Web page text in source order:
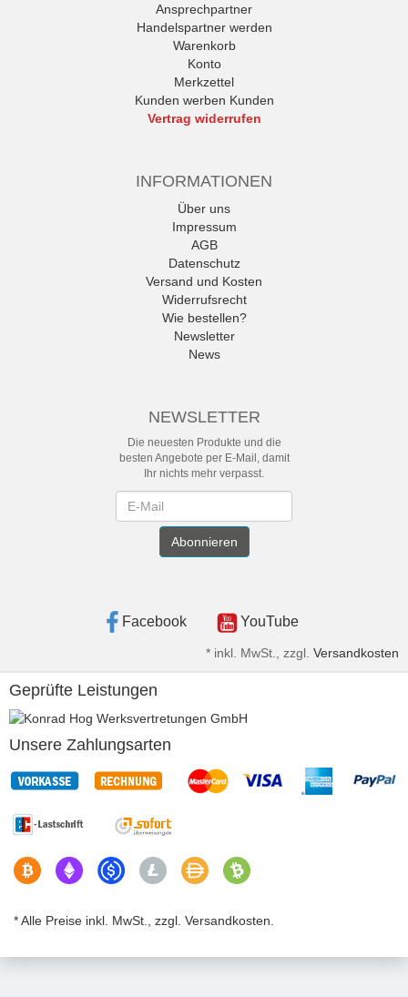
Ansprechpartner
Handelspartner werden
Warenkorb
Konto
Merkzettel
Kunden werben Kunden
Vertrag widerrufen
INFORMATIONEN
Über uns
Impressum
AGB
Datenschutz
Versand und Kosten
Widerrufsrecht
Wie bestellen?
Newsletter
News
NEWSLETTER
Die neuesten Produkte und die
besten Angebote per E-Mail, damit
Ihr nichts mehr verpasst.
Abonnieren
Facebook YouTube
* inkl. MwSt., zzgl. Versandkosten
Geprüfte Leistungen
Unsere Zahlungsarten
* Alle Preise inkl. MwSt., zzgl. Versandkosten.